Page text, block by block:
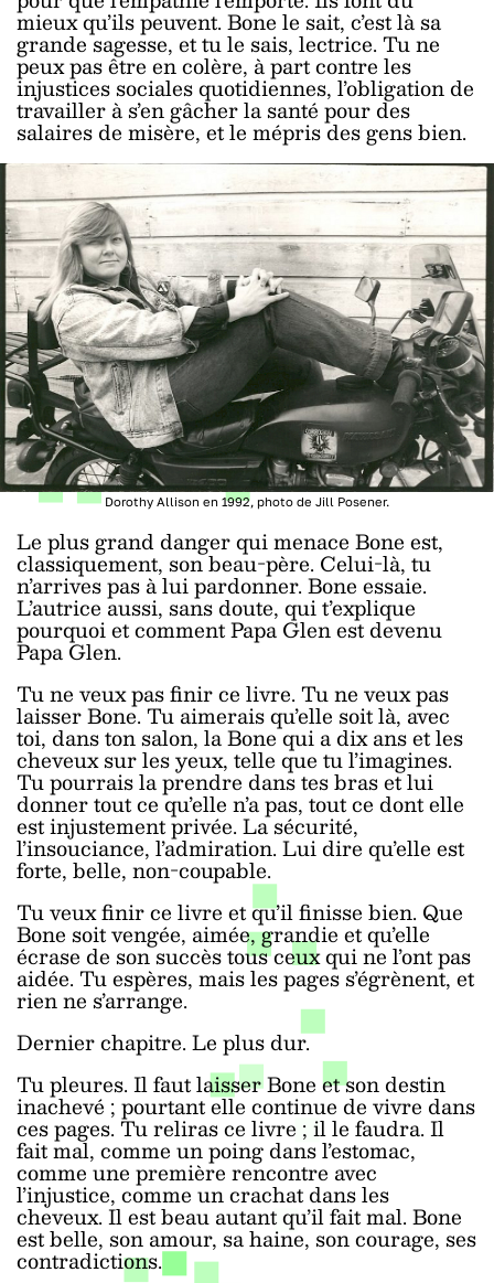
mieux qu’ils peuvent. Bone le sait, c’est là sa
grande sagesse, et tu le sais, lectrice. Tu ne
peux pas être en colère, à part contre les
injustices sociales quotidiennes, l’obligation de
travailler à s’en gâcher la santé pour des
salaires de misère, et le mépris des gens bien.
Dorothy Allison en 1992, photo de Jill Posener.
Le plus grand danger qui menace Bone est,
classiquement, son beau-père. Celui-là, tu
n’arrives pas à lui pardonner. Bone essaie.
L’autrice aussi, sans doute, qui t’explique
pourquoi et comment Papa Glen est devenu
Papa Glen.
Tu ne veux pas finir ce livre. Tu ne veux pas
laisser Bone. Tu aimerais qu’elle soit là, avec
toi, dans ton salon, la Bone qui a dix ans et les
cheveux sur les yeux, telle que tu l’imagines.
Tu pourrais la prendre dans tes bras et lui
donner tout ce qu’elle n’a pas, tout ce dont elle
est injustement privée. La sécurité,
l’insouciance, l’admiration. Lui dire qu’elle est
forte, belle, non-coupable.
Tu veux finir ce livre et qu’il finisse bien. Que
Bone soit vengée, aimée, grandie et qu’elle
écrase de son succès tous ceux qui ne l’ont pas
aidée. Tu espères, mais les pages s’égrènent, et
rien ne s’arrange.
Dernier chapitre. Le plus dur.
Tu pleures. Il faut laisser Bone et son destin
inachevé ; pourtant elle continue de vivre dans
ces pages. Tu reliras ce livre ; il le faudra. Il
fait mal, comme un poing dans l’estomac,
comme une première rencontre avec
l’injustice, comme un crachat dans les
cheveux. Il est beau autant qu’il fait mal. Bone
est belle, son amour, sa haine, son courage, ses
contradictions.